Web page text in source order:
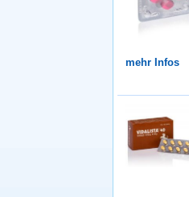
mehr Infos